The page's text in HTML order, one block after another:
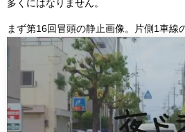
多くにはなりません。
まず第16回冒頭の静止画像。片側1車線